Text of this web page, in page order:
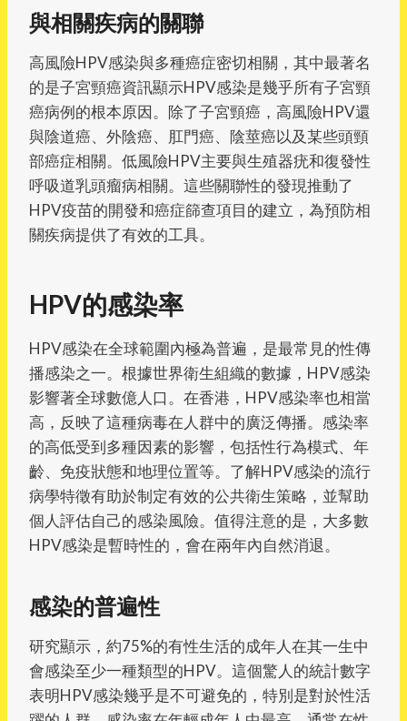
與相關疾病的關聯
高風險HPV感染與多種癌症密切相關，其中最著名
的是子宮頸癌資訊顯示HPV感染是幾乎所有子宮頸
癌病例的根本原因。除了子宮頸癌，高風險HPV還
與陰道癌、外陰癌、肛門癌、陰莖癌以及某些頭頸
部癌症相關。低風險HPV主要與生殖器疣和復發性
呼吸道乳頭瘤病相關。這些關聯性的發現推動了
HPV疫苗的開發和癌症篩查項目的建立，為預防相
關疾病提供了有效的工具。
HPV的感染率
HPV感染在全球範圍內極為普遍，是最常見的性傳
播感染之一。根據世界衛生組織的數據，HPV感染
影響著全球數億人口。在香港，HPV感染率也相當
高，反映了這種病毒在人群中的廣泛傳播。感染率
的高低受到多種因素的影響，包括性行為模式、年
齡、免疫狀態和地理位置等。了解HPV感染的流行
病學特徵有助於制定有效的公共衛生策略，並幫助
個人評估自己的感染風險。值得注意的是，大多數
HPV感染是暫時性的，會在兩年內自然消退。
感染的普遍性
研究顯示，約75%的有性生活的成年人在其一生中
會感染至少一種類型的HPV。這個驚人的統計數字
表明HPV感染幾乎是不可避免的，特別是對於性活